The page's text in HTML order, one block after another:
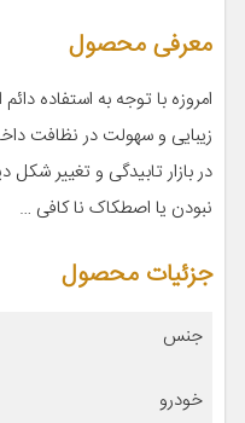
معرفی محصول
امروزه با توجه به استفاده
زیبایی و سهولت در نظافت
در بازار تابیدگی و تغییر
نبودن یا اصطکاک نا کافی …
جزئیات محصول
جنس
خودرو